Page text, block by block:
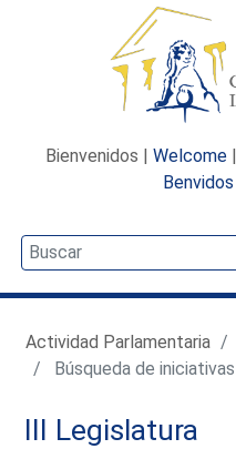
Bienvenidos | Welcome |
Benvidos
Actividad Parlamentaria
Búsqueda de iniciativas
III Legislatura